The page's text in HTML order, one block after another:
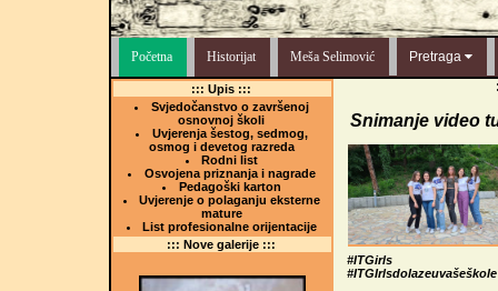
Početna Historijat Meša Selimović Pretraga
::: Upis :::
Svjedočanstvo o završenoj
osnovnoj školi
Uvjerenja šestog, sedmog,
osmog i devetog razreda
Rodni list
Osvojena priznanja i nagrade
Pedagoški karton
Uvjerenje o polaganju eksterne
mature
List profesionalne orijentacije
::: Nove galerije :::
Snimanje video
#ITGirls
#ITGIrlsdolazeuvašeškole